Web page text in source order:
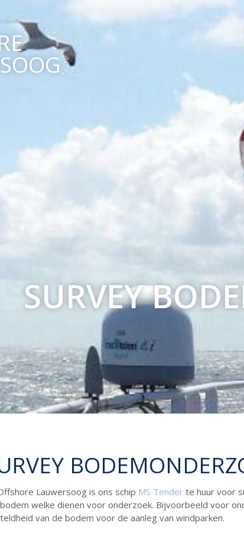
SURVEY
Lauwersoog is ons schip MS Tender te huur voor
welke dienen voor onderzoek. Bijvoorbeeld voor
van de bodem voor de aanleg van windparken.